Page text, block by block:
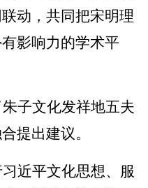
动，共同把宋明理
影响力的学术平
子文化发祥地五夫
提出建议。
近平文化思想、服